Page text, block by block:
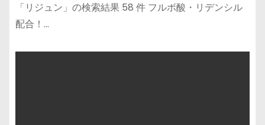
「リジュン」の検索結果 58 件 フルボ酸・リデンシル
配合！…